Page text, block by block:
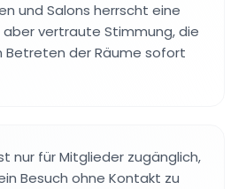
und Salons herrscht eine
aber vertraute Stimmung, die
Betreten der Räume sofort
nur für Mitglieder zugänglich,
Besuch ohne Kontakt zu